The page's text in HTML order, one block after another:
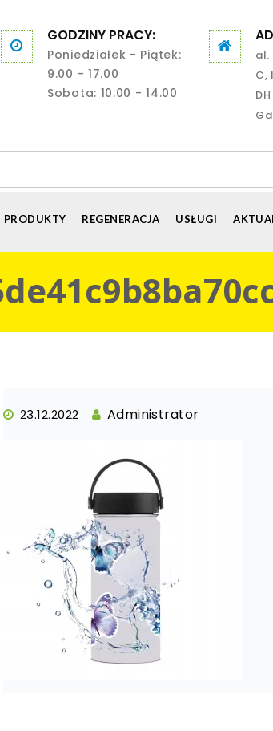
GODZINY PRACY:
Poniedziałek - Piątek:
9.00 - 17.00
Sobota: 10.00 - 14.00
al.
C,
PRODUKTY REGENERACJA USŁUGI
23.12.2022 Administrator